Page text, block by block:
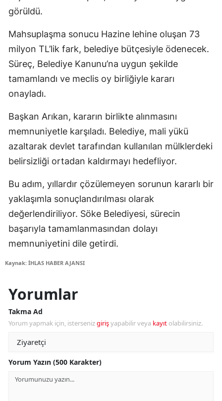
görüldü.
Mahsuplaşma sonucu Hazine lehine oluşan 73
milyon TL’lik fark, belediye bütçesiyle ödenecek.
Süreç, Belediye Kanunu’na uygun şekilde
tamamlandı ve meclis oy birliğiyle kararı
onayladı.
Başkan Arıkan, kararın birlikte alınmasını
memnuniyetle karşıladı. Belediye, mali yükü
azaltarak devlet tarafından kullanılan mülklerdeki
belirsizliği ortadan kaldırmayı hedefliyor.
Bu adım, yıllardır çözülemeyen sorunun kararlı bir
yaklaşımla sonuçlandırılması olarak
değerlendiriliyor. Söke Belediyesi, sürecin
başarıyla tamamlanmasından dolayı
memnuniyetini dile getirdi.
Kaynak: İHLAS HABER AJANSI
Yorumlar
Takma Ad
Yorum yapmak için, istersenizgirişyapabilir veya kayıt olabilirsiniz.
Yorum Yazın (500 Karakter)